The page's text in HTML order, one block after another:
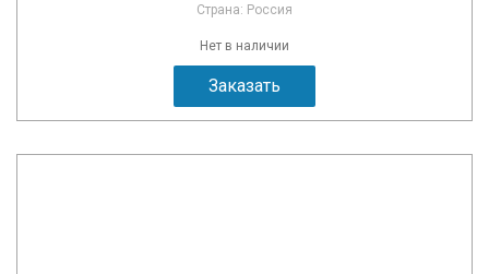
Страна: Россия
Нет в наличии
Заказать